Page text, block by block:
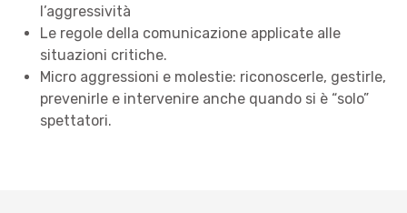
l’aggressività
Le regole della comunicazione applicate alle
situazioni critiche.
Micro aggressioni e molestie: riconoscerle, gestirle,
prevenirle e intervenire anche quando si è “solo”
spettatori.